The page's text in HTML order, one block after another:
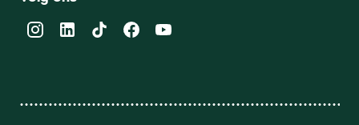
sterren